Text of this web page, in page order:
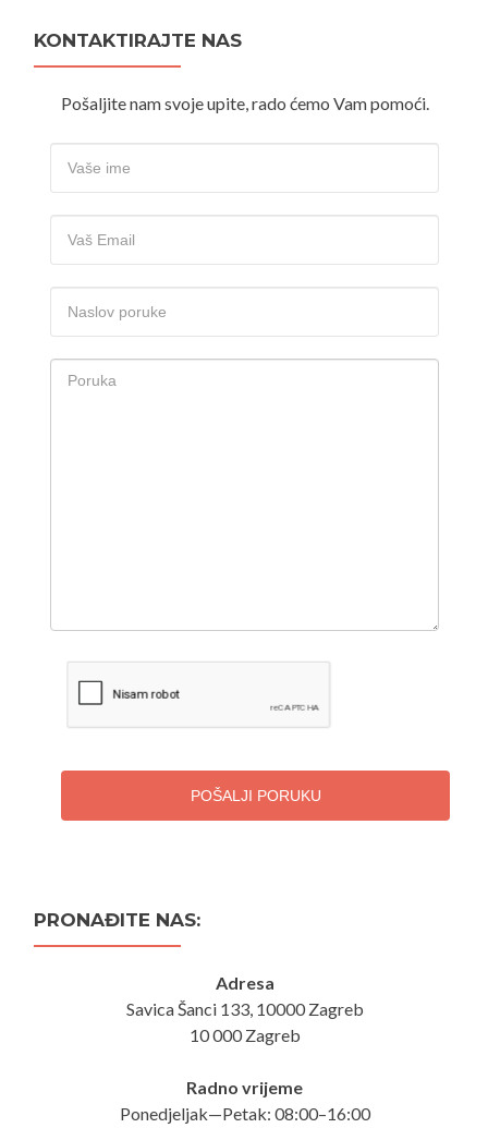
KONTAKTIRAJTE NAS
Pošaljite nam svoje upite, rado ćemo Vam pomoći.
POŠALJI PORUKU
PRONAĐITE NAS:
Adresa
Savica Šanci 133, 10000 Zagreb
10 000 Zagreb
Radno vrijeme
Ponedjeljak—Petak: 08:00–16:00